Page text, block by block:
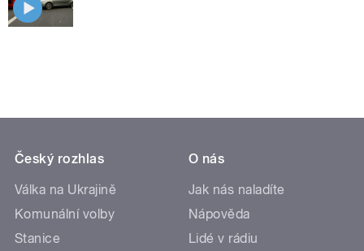
Český rozhlas
Válka na Ukrajině
Komunální volby
Stanice
O nás
Jak nás naladíte
Nápověda
Lidé v rádiu